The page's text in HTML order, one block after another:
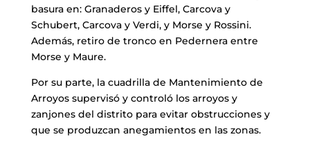
basura en: Granaderos y Eiffel, Carcova y
Schubert, Carcova y Verdi, y Morse y Rossini.
Además, retiro de tronco en Pedernera entre
Morse y Maure.
Por su parte, la cuadrilla de Mantenimiento de
Arroyos supervisó y controló los arroyos y
zanjones del distrito para evitar obstrucciones y
que se produzcan anegamientos en las zonas.